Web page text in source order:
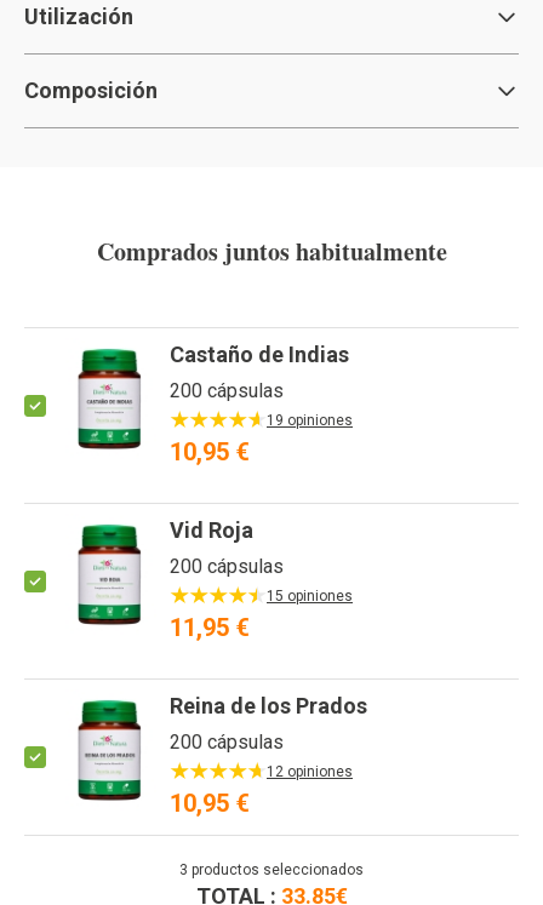
Utilización
Composición
Comprados juntos habitualmente
Castaño de Indias
200 cápsulas
19 opiniones
10,95 €
Vid Roja
200 cápsulas
15 opiniones
11,95 €
Reina de los Prados
200 cápsulas
12 opiniones
10,95 €
3 productos seleccionados
TOTAL : 33.85€